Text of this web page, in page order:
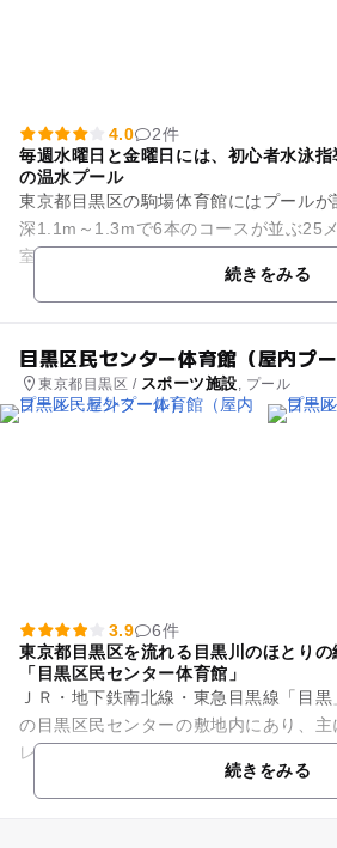
4.0
2件
毎週水曜日と金曜日には、初心者水泳
の温水プール
東京都目黒区の駒場体育館にはプール
深1.1m～1.3mで6本のコースが並ぶ25
室を備えています。屋内にある温水プ
続きをみる
目黒区民センター体育館（屋内プ
東京都目黒区 / スポーツ施設, プール
3.9
6件
東京都目黒区を流れる目黒川のほとり
「目黒区民センター体育館」
ＪＲ・地下鉄南北線・東急目黒線「目
の目黒区民センターの敷地内にあり、主
レーニング室などの運動施設です。 体
続きをみる